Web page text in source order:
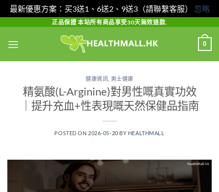
最新優惠方案：买3送1、6送2、9送3（請聯繫客服） 忽略
content
正品保證 本站所有商品享受30天無效退款.
0
健康資訊 男士健康
精氨酸(L-Arginine)對男性嘅真實功效
｜提升充血+性表現嘅天然保健品指南
POSTED ON 2026-05-20 BY HEALTHMALL